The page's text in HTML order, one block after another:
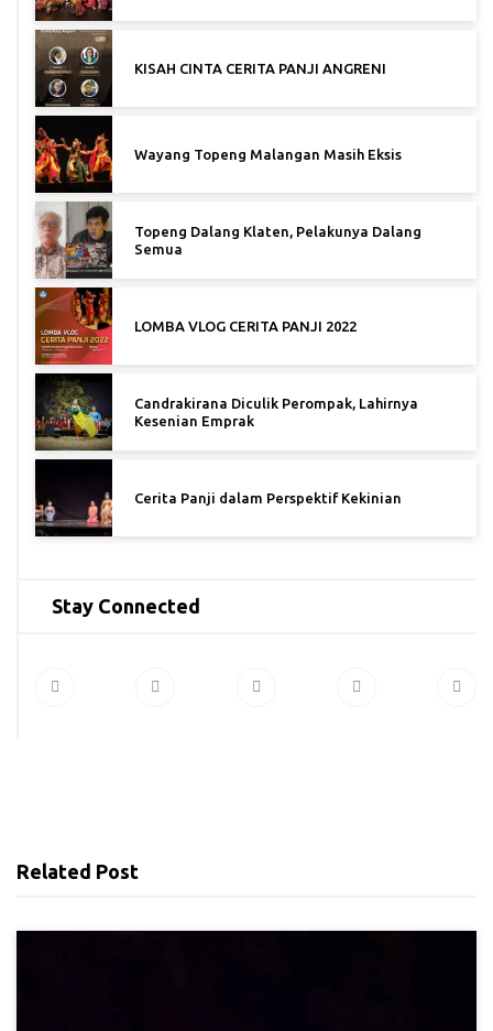
KISAH CINTA CERITA PANJI ANGRENI
Wayang Topeng Malangan Masih Eksis
Topeng Dalang Klaten, Pelakunya Dalang
Semua
LOMBA VLOG CERITA PANJI 2022
Candrakirana Diculik Perompak, Lahirnya
Kesenian Emprak
Cerita Panji dalam Perspektif Kekinian
Stay Connected
Related Post